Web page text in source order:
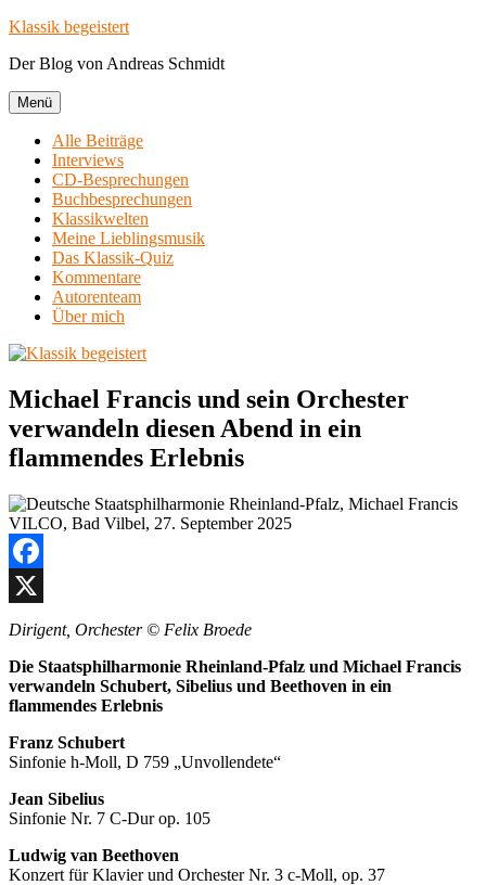
Zum
springen
Klassik begeistert
Der Blog von Andreas Schmidt
Menü
Alle Beiträge
Interviews
CD-Besprechungen
Buchbesprechungen
Klassikwelten
Meine Lieblingsmusik
Das Klassik-Quiz
Kommentare
Autorenteam
Über mich
Michael Francis und sein Orchester
verwandeln diesen Abend in ein
flammendes Erlebnis
Facebook
X
Dirigent, Orchester © Felix Broede
Die Staatsphilharmonie Rheinland-Pfalz und Michael Francis
verwandeln Schubert, Sibelius und Beethoven in ein
flammendes Erlebnis
Franz Schubert
Sinfonie h-Moll, D 759 „Unvollendete“
Jean Sibelius
Sinfonie Nr. 7 C-Dur op. 105
Ludwig van Beethoven
Konzert für Klavier und Orchester Nr. 3 c-Moll, op. 37